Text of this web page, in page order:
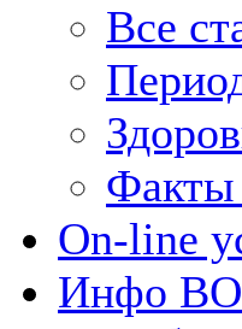
Все
Факты
On-line
Инфо